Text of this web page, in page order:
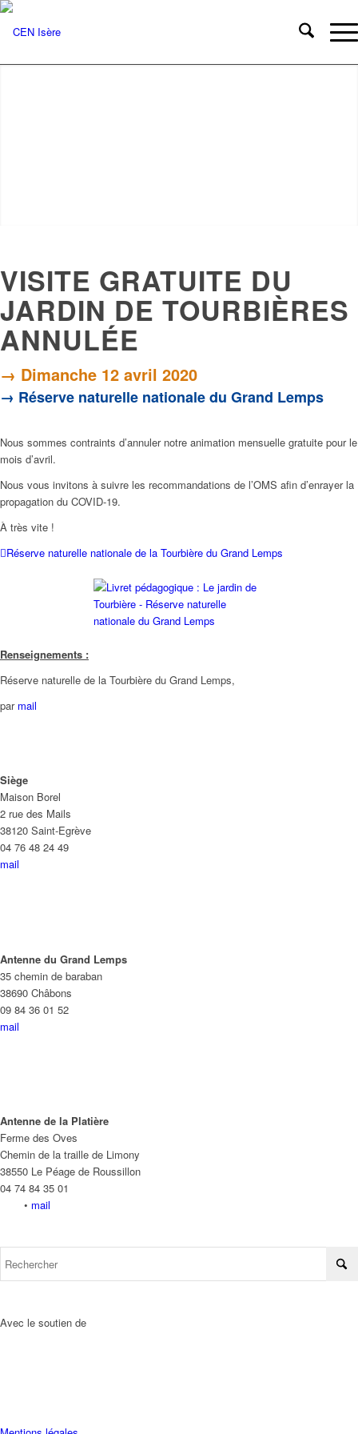
VISITE GRATUITE DU
JARDIN DE TOURBIÈRES
ANNULÉE
→ Dimanche 12 avril 2020
→ Réserve naturelle nationale du Grand Lemps
Nous sommes contraints d’annuler notre animation mensuelle gratuite pour le
mois d’avril.
Nous vous invitons à suivre les recommandations de l’OMS afin d’enrayer la
propagation du COVID-19.
À très vite !
Réserve naturelle nationale de la Tourbière du Grand Lemps
Renseignements :
Réserve naturelle de la Tourbière du Grand Lemps,
par mail
Siège
Maison Borel
2 rue des Mails
38120 Saint-Egrève
04 76 48 24 49
mail
Antenne du Grand Lemps
35 chemin de baraban
38690 Châbons
09 84 36 01 52
mail
Antenne de la Platière
Ferme des Oves
Chemin de la traille de Limony
38550 Le Péage de Roussillon
04 74 84 35 01
• mail
Avec le soutien de